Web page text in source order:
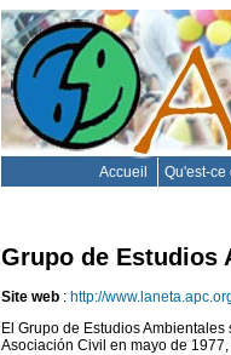
Accueil Qu'est-ce
Grupo de Estudios
Site web : http://
El Grupo de Estudios
Asociación Civil en mayo de